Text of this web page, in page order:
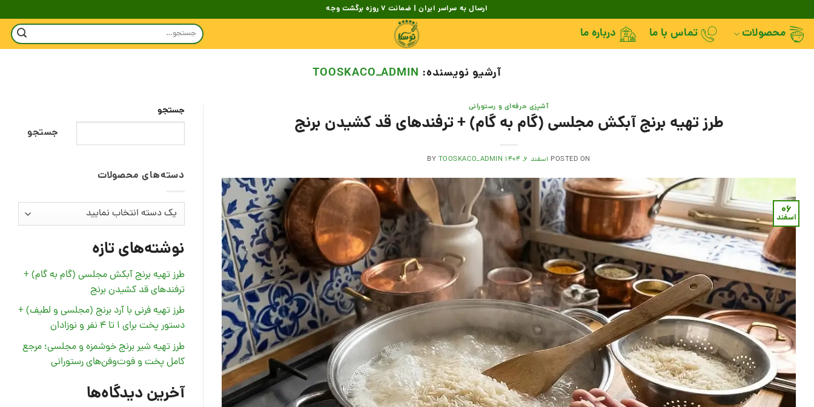
to
content
ارسال به سراسر ایران | ضمانت 7 روزه برگشت وجه
محصولات تماس با ما درباره ما
جستجو
برای:
آرشیو نویسنده: TOOSKACO_ADMIN
آشپزی حرفه‌ای و رستورانی
طرز تهیه برنج آبکش مجلسی (گام به گام) + ترفندهای قد کشیدن برنج
POSTED ON اسفند ۶, ۱۴۰۴ BY TOOSKACO_ADMIN
۰۶
اسفند
جستجو
جستجو
دسته‌های محصولات
نوشته‌های تازه
طرز تهیه برنج آبکش مجلسی (گام به گام) +
ترفندهای قد کشیدن برنج
طرز تهیه فرنی با آرد برنج (مجلسی و لطیف) +
دستور پخت برای ۱ تا ۴ نفر و نوزادان
طرز تهیه شیر برنج خوشمزه و مجلسی؛ مرجع
کامل پخت و فوت‌وفن‌های رستورانی
آخرین دیدگاه‌ها